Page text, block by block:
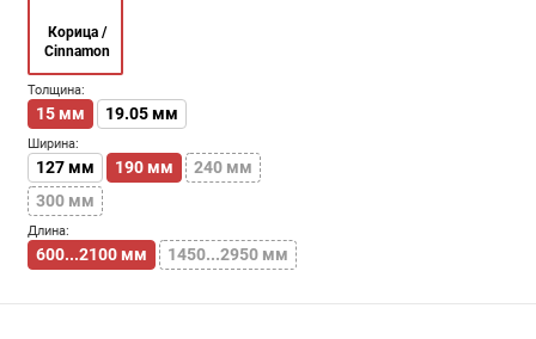
Корица /
Cinnamon
Толщина:
15 мм 19.05 мм
Ширина:
127 мм 190 мм
240 мм
300 мм
Длина:
600...2100 мм 1450...2950 мм